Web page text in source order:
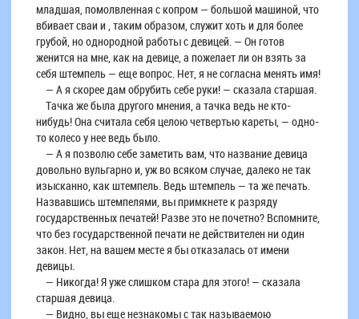
младшая, помолвленная с копром — большой машиной, что
вбивает сваи и , таким образом, служит хоть и для более
грубой, но однородной работы с девицей. — Он готов
женится на мне, как на девице, а пожелает ли он взять за
себя штемпель — еще вопрос. Нет, я не согласна менять имя!
— А я скорее дам обрубить себе руки! — сказала старшая.
Тачка же была другого мнения, а тачка ведь не кто-
нибудь! Она считала себя целою четвертью кареты, — одно-
то колесо у нее ведь было.
— А я позволю себе заметить вам, что название девица
довольно вульгарно и, уж во всяком случае, далеко не так
изысканно, как штемпель. Ведь штемпель — та же печать.
Назвавшись штемпелями, вы примкнете к разряду
государственных печатей! Разве это не почетно? Вспомните,
что без государственной печати не действителен ни один
закон. Нет, на вашем месте я бы отказалась от имени
девицы.
— Никогда! Я уже слишком стара для этого! — сказала
старшая девица.
— Видно, вы еще незнакомы с так называемою